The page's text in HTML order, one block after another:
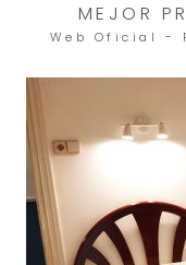
MEJOR
Web Oficial -